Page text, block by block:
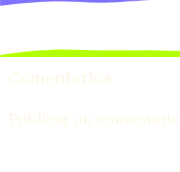
Comentarios
Publicar un comentario